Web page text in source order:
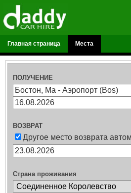
Главная страница Места
ПОЛУЧЕНИЕ
ВОЗВРАТ
Другое место возврата
Страна проживания